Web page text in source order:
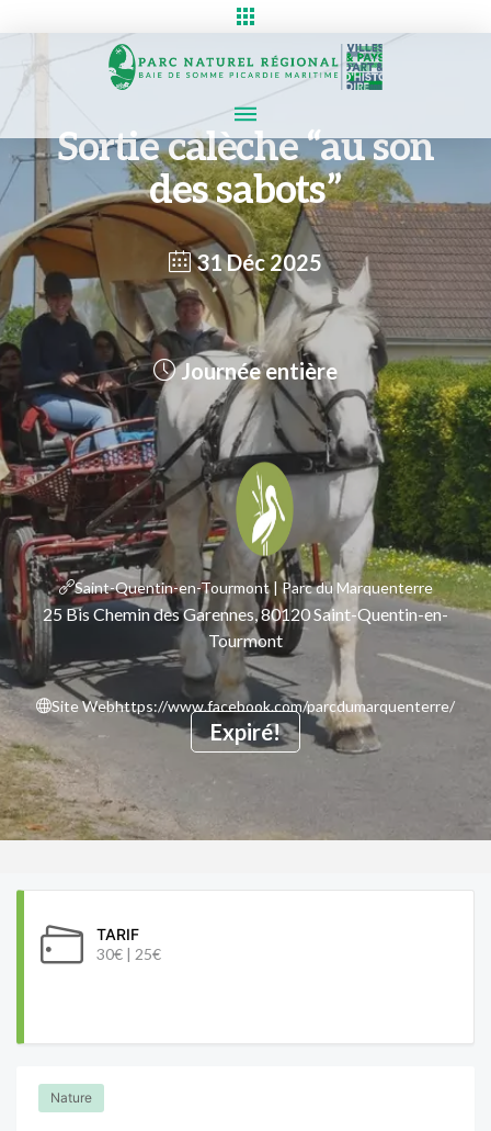
Sortie calèche “au son
des sabots”
31 Déc 2025
Expiré!
Journée entière
Saint-Quentin-en-Tourmont | Parc du Marquenterre
25 Bis Chemin des Garennes, 80120 Saint-Quentin-en-
Tourmont
Site Webhttps://www.facebook.com/parcdumarquenterre/
TARIF
30€ | 25€
Nature